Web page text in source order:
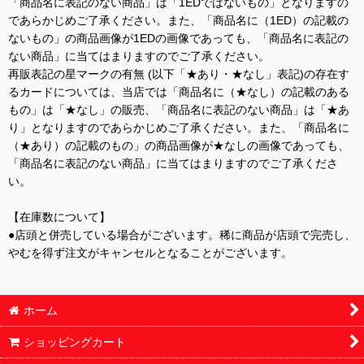
「商品名に表記のない商品」は「1EDではないもの」となりますの
であらかじめご了承ください。また、「商品名に（1ED）の記載の
ないもの」の商品画像が1EDの画像であっても、「商品名に表記の
ない商品」に当てはまりますのでご了承ください。
再販表記の星マークの有無 (以下「★あり・★なし」表記)の存在す
るカードについては、当店では「商品名に（★なし）の記載のある
もの」は「★なし」の販売、「商品名に表記のない商品」は「★あ
り」となりますのであらかじめご了承ください。また、「商品名に
（★あり）の記載のもの」の商品画像が★なしの画像であっても、
「商品名に表記のない商品」に当てはまりますのでご了承くださ
い。
【在庫数について】
●店頭と併売している場合がございます。稀に商品が店頭で完売し、
やむを得ず注文がキャンセルとなることがございます。
ホーム
ショッピングカート